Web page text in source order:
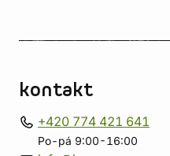
kontakt
+420 774 421 641
Po-pá 9:00-16:00